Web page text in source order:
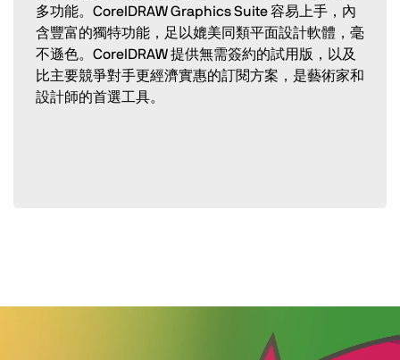
多功能。CorelDRAW Graphics Suite 容易上手，內
含豐富的獨特功能，足以媲美同類平面設計軟體，毫
不遜色。CorelDRAW 提供無需簽約的試用版，以及
比主要競爭對手更經濟實惠的訂閱方案，是藝術家和
設計師的首選工具。